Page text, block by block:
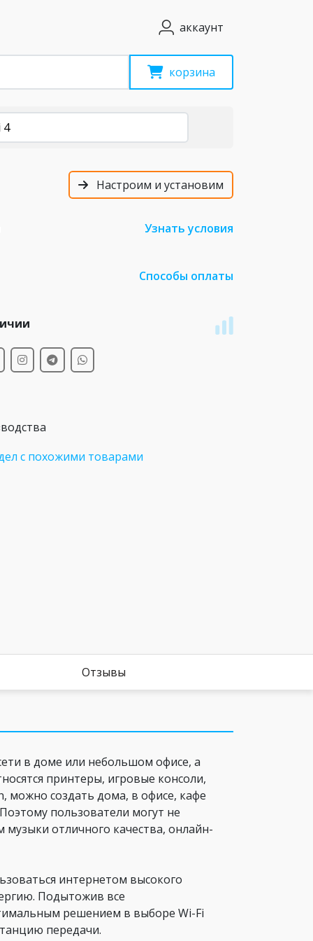
аккаунт
корзина
4
Настроим и установим
Узнать условия
Способы оплаты
с похожими товарами
Отзывы
в доме или небольшом офисе, а
принтеры, игровые консоли,
можно создать дома, в офисе, кафе
пользователи могут не
отличного качества, онлайн-
интернетом высокого
Подытожив все
решением в выборе Wi-Fi
передачи.